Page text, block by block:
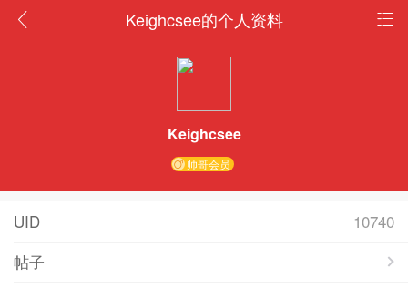
Keighcsee的个人资料
Keighcsee
帅哥会员
UID
10740
帖子